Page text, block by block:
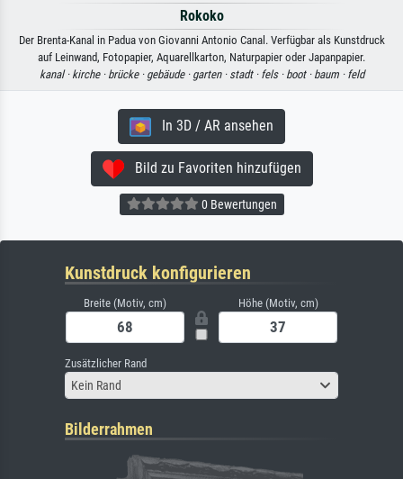
Rokoko
Der Brenta-Kanal in Padua von Giovanni Antonio Canal. Verfügbar als Kunstdruck
auf Leinwand, Fotopapier, Aquarellkarton, Naturpapier oder Japanpapier.
kanal · kirche · brücke · gebäude · garten · stadt · fels · boot · baum · feld
In 3D / AR ansehen
Bild zu Favoriten hinzufügen
0 Bewertungen
Kunstdruck konfigurieren
Breite (Motiv, cm) Höhe (Motiv, cm)
Zusätzlicher Rand
Kein Rand
Bilderrahmen